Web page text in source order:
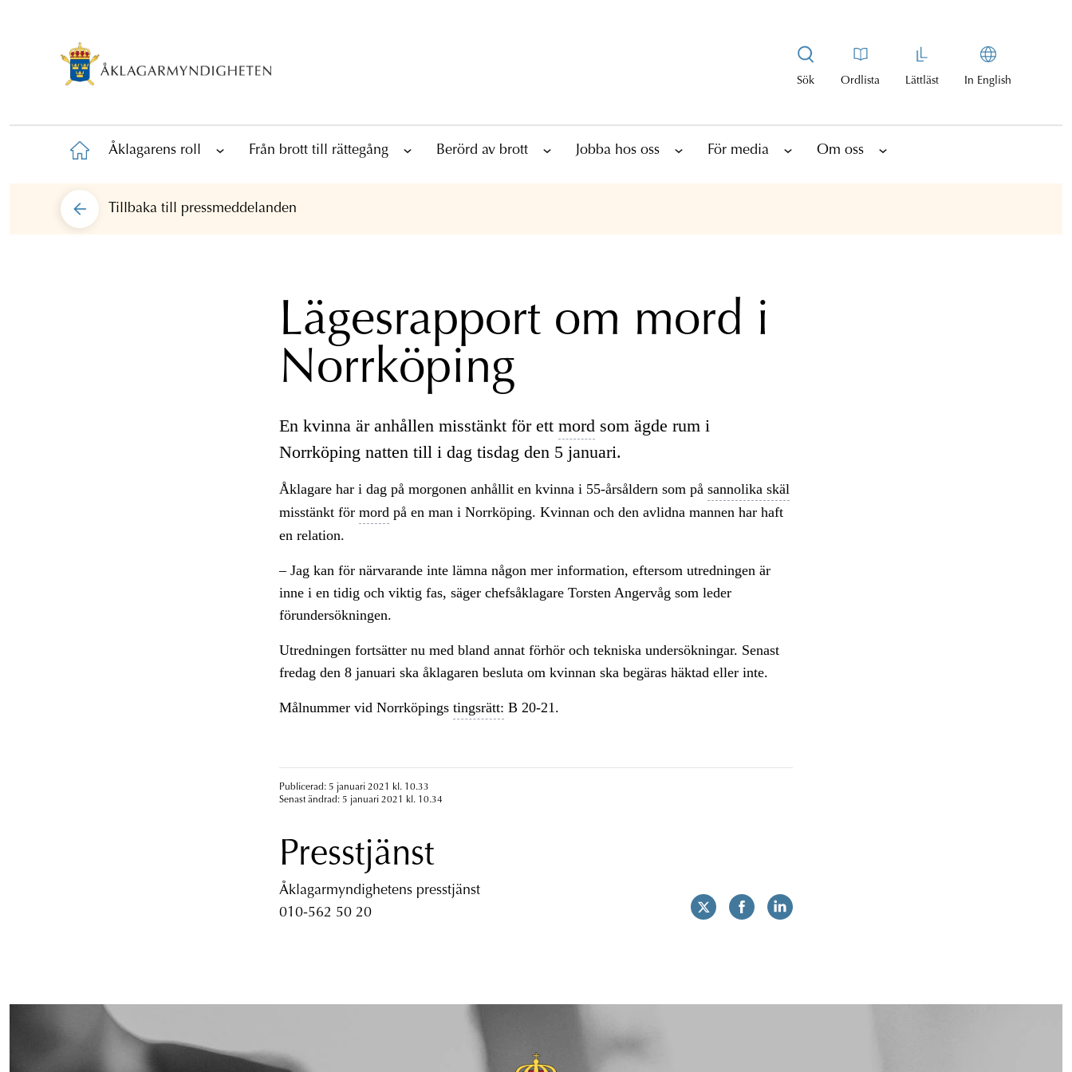
Sök Ordlista Lättläst In English
Åklagarens roll Från brott till rättegång Berörd av brott Jobba hos oss För media Om oss
Tillbaka till pressmeddelanden
Lägesrapport om mord i
Norrköping
En kvinna är anhållen misstänkt för ett mord som ägde rum i
Norrköping natten till i dag tisdag den 5 januari.
Åklagare har i dag på morgonen anhållit en kvinna i 55-årsåldern som på sannolika skäl
misstänkt för mord på en man i Norrköping. Kvinnan och den avlidna mannen har haft
en relation.
– Jag kan för närvarande inte lämna någon mer information, eftersom utredningen är
inne i en tidig och viktig fas, säger chefsåklagare Torsten Angervåg som leder
förundersökningen.
Utredningen fortsätter nu med bland annat förhör och tekniska undersökningar. Senast
fredag den 8 januari ska åklagaren besluta om kvinnan ska begäras häktad eller inte.
Målnummer vid Norrköpings tingsrätt: B 20-21.
Publicerad: 5 januari 2021 kl. 10.33
Senast ändrad: 5 januari 2021 kl. 10.34
Presstjänst
Åklagarmyndighetens presstjänst
010-562 50 20